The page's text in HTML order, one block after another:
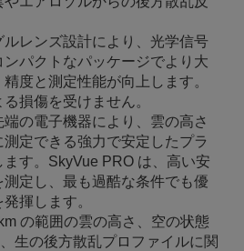
レンズ設計により、光学信号
パクトなパッケージでより大
度と測定性能が向上します。
損傷を受けません。
の電子機器により、雲の高さ
定できる強力で安定したプラ
す。SkyVue PRO は、高い安
定し、最も過酷な条件でも優
揮します。
の範囲の雲の高さ、空の状態
生の後方散乱プロファイルに関